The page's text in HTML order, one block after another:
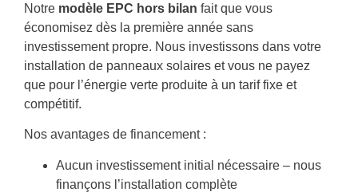
Notre modèle EPC hors bilan fait que vous
économisez dès la première année sans
investissement propre. Nous investissons dans votre
installation de panneaux solaires et vous ne payez
que pour l’énergie verte produite à un tarif fixe et
compétitif.
Nos avantages de financement :
Aucun investissement initial nécessaire – nous
finançons l’installation complète